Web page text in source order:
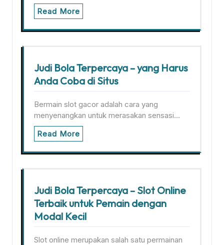
Read More
Judi Bola Terpercaya – yang Harus
Anda Coba di Situs
Bermain slot gacor adalah cara yang
menyenangkan untuk merasakan sensasi…
Read More
Judi Bola Terpercaya – Slot Online
Terbaik untuk Pemain dengan
Modal Kecil
Slot online merupakan salah satu permainan